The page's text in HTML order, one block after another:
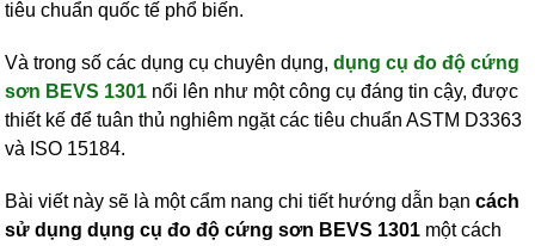
tiêu chuẩn quốc tế phổ biến.
Và trong số các dụng cụ chuyên dụng,dụng cụ đo độ cứng
sơn BEVS 1301 nổi lên như một công cụ đáng tin cậy, được
thiết kế để tuân thủ nghiêm ngặt các tiêu chuẩn ASTM D3363
và ISO 15184.
Bài viết này sẽ là một cẩm nang chi tiết hướng dẫn bạncách
sử dụng dụng cụ đo độ cứng sơn BEVS 1301 một cách